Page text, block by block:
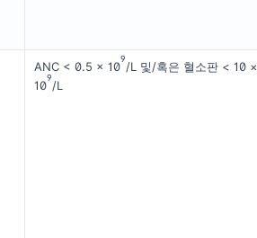
ANC < 0.5 × 10
9
/L 및/혹은 혈소판 < 10 ×
10
9
/L